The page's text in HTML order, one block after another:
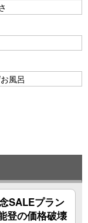
風呂
SALEプラン
登の価格破壊